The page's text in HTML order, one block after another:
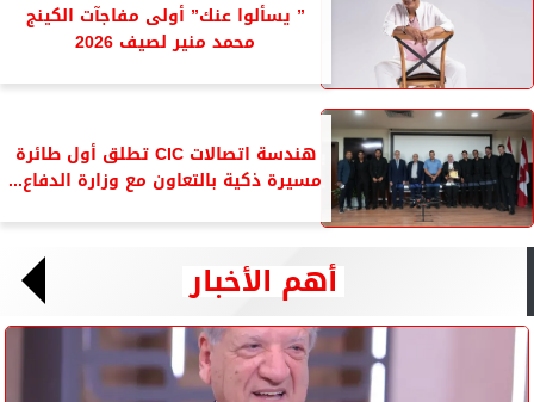
” يسألوا عنك” أولى مفاجآت الكينج
محمد منير لصيف 2026
هندسة اتصالات CIC تطلق أول طائرة
مسيرة ذكية بالتعاون مع وزارة الدفاع...
أهم الأخبار